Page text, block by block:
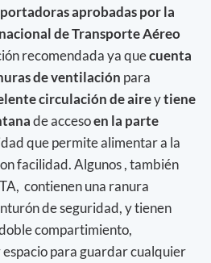
aprobadas por la
de Transporte Aéreo
recomendada ya quecuenta
de ventilación para
circulación de aireytiene
de accesoen la parte
que permite alimentar a la
facilidad. Algunos , también
contienen una ranura
de seguridad, y tienen
compartimiento,
para guardar cualquier